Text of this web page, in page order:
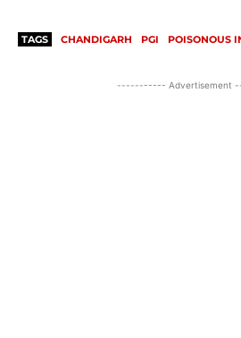
TAGS CHANDIGARH PGI POISONOUS
----------- Advertisement